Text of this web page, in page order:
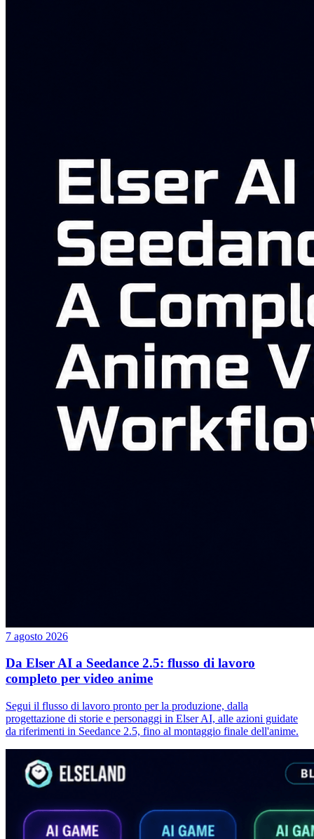
7 agosto 2026
Da Elser AI a Seedance 2.5: flusso di lavoro
completo per video anime
Segui il flusso di lavoro pronto per la produzione, dalla
progettazione di storie e personaggi in Elser AI, alle azioni guidate
da riferimenti in Seedance 2.5, fino al montaggio finale dell'anime.